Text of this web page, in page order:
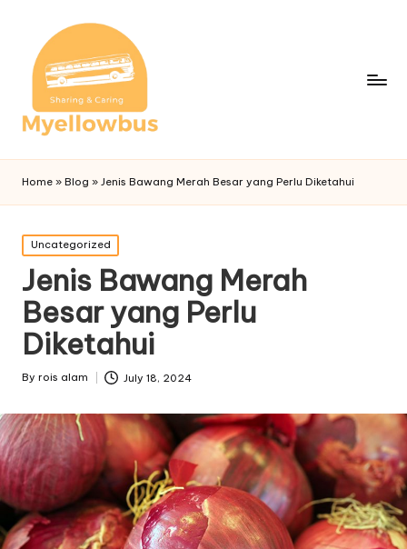
Home » Blog » Jenis Bawang Merah Besar yang Perlu Diketahui
Posted
in
Uncategorized
Jenis Bawang Merah
Besar yang Perlu
Diketahui
Posted
By rois alam July 18, 2024